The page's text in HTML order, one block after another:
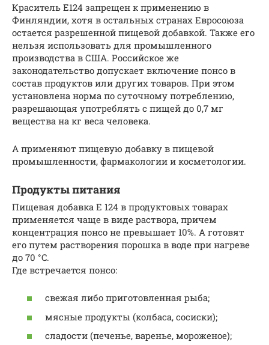
Краситель Е124 запрещен к применению в
Финляндии, хотя в остальных странах Евросоюза
остается разрешенной пищевой добавкой. Также его
нельзя использовать для промышленного
производства в США. Российское же
законодательство допускает включение понсо в
состав продуктов или других товаров. При этом
установлена норма по суточному потреблению,
разрешающая употреблять с пищей до 0,7 мг
вещества на кг веса человека.
А применяют пищевую добавку в пищевой
промышленности, фармакологии и косметологии.
Продукты питания
Пищевая добавка Е 124 в продуктовых товарах
применяется чаще в виде раствора, причем
концентрация понсо не превышает 10%. А готовят
его путем растворения порошка в воде при нагреве
до 70 °C.
Где встречается понсо:
свежая либо приготовленная рыба;
мясные продукты (колбаса, сосиски);
сладости (печенье, варенье, мороженое);